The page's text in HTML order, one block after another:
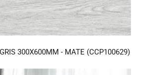
300X600MM - MATE (CCP100629)